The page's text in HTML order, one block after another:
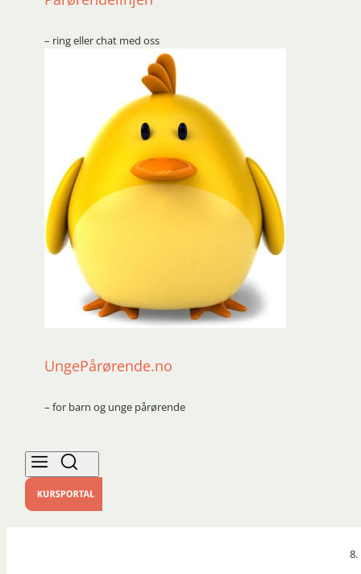
– ring eller chat med oss
UngePårørende.no
– for barn og unge pårørende
8.